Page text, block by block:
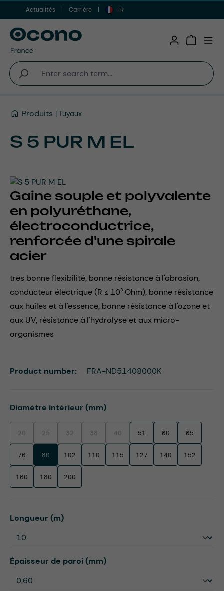
Aller au contenu principal
Actualités Carrière FR
Produits Tuyaux
S 5 PUR M EL
Gaine souple et polyvalente
en polyuréthane,
électroconductrice,
renforcée d'une spirale
acier
très bonne flexibilité, bonne résistance à l'abrasion,
conducteur électrique (R ≤ 10³ Ohm), bonne résistance
aux huiles et à l'essence, bonne résistance à l'ozone et
aux UV, résistance à l'hydrolyse et aux micro-
organismes
Select
Diamètre intérieur (mm)
20(This option is currently unavailable.)
25(This option is currently unavailable.)
32(This option is currently unavailable.)
38(This option is currently unavailable.)
40(This option is currently unavailable.)
51 60 65
76 80 102 110 115 127 140 152
160 180 200
Select
Longueur (m)
Select
Épaisseur de paroi (mm)
Product number: FRA-ND51408000K